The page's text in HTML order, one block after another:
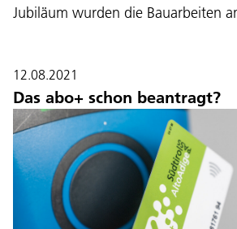
Jubiläum wurden die Bauarbeiten
12.08.2021
Das abo+ schon beantragt?